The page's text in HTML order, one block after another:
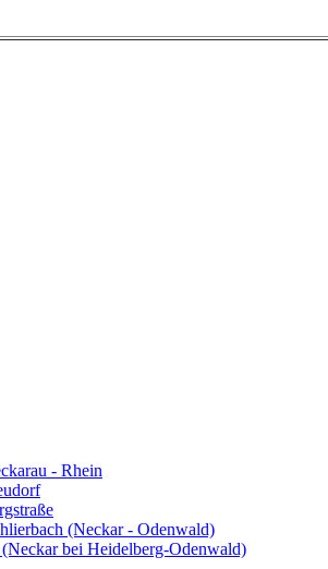
- Rhein
(Neckar - Odenwald)
bei Heidelberg-Odenwald)